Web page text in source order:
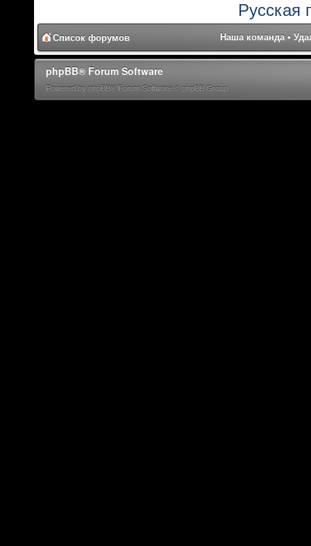
Русская
Список форумов Наша команда•
phpBB® Forum Software
Powered by phpBB® Forum Software © phpBB Group